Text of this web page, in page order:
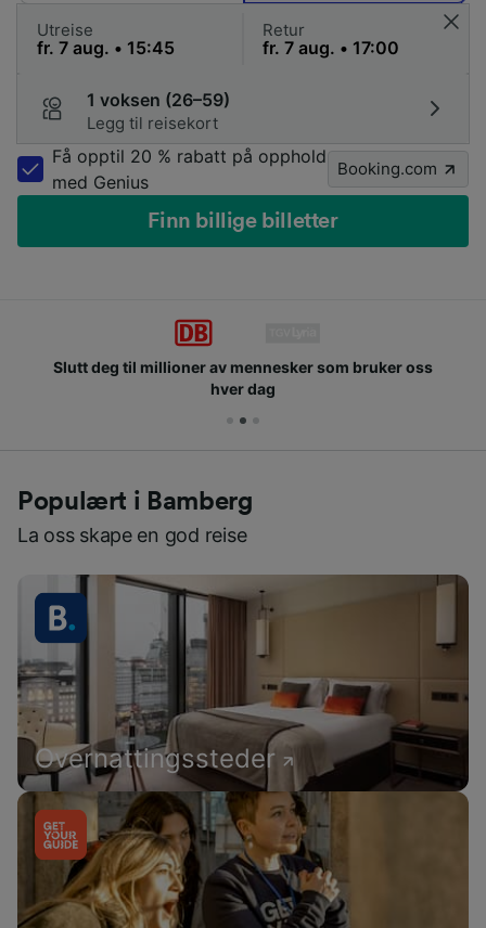
Utreise Retur
1 voksen (26–59)
Legg til reisekort
Få opptil 20 % rabatt på opphold
med Genius
Booking.com
Finn billige billetter
Slutt deg til millioner av mennesker som bruker oss
hver dag
Populært i Bamberg
La oss skape en god reise
Overnattingssteder